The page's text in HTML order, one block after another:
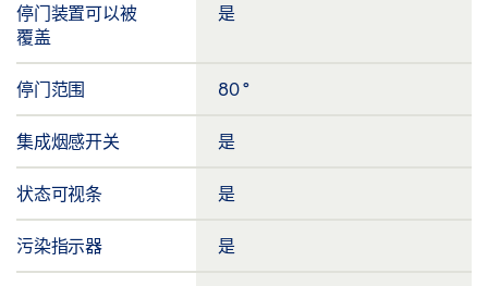
停门装置可以被
覆盖
是
停门范围 80 °
集成烟感开关 是
状态可视条 是
污染指示器 是